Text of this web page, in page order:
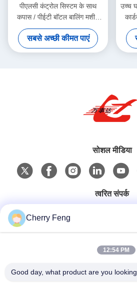
पीएलसी कंट्रोल सिस्टम के साथ
कपास / पीईटी बॉटल बालिंग मशीन
100 टन
सबसे अच्छी कीमत पाएं
उच्च
सोशल मीडिया
त्वरित संपर्क
टेलीफोन
Cherry Feng
12:54 PM
Good day, what product are you